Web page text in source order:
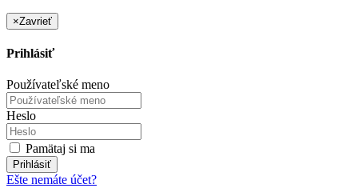
×Zavrieť
Prihlásiť
Používateľské meno
Heslo
Pamätaj si ma
Prihlásiť
Ešte nemáte účet?